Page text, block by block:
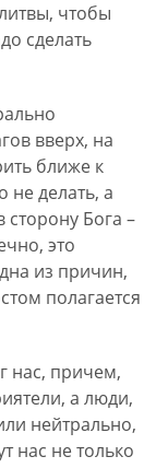
чтобы
сделать
вверх, на
ближе к
делать, а
Бога –
это
из причин,
полагается
нас, причем,
а люди,
нейтрально,
нас не только